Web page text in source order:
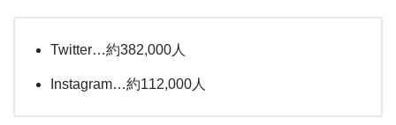
Twitter…約382,000人
Instagram…約112,000人